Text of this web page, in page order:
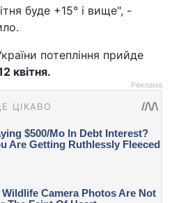
буде +15° і вище", -
потепління прийде
квітня.
Реклама